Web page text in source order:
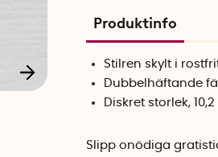
Produktinfo
Stilren skylt i
Dubbelhäftande
Diskret storlek, 10,2
Slipp onödiga